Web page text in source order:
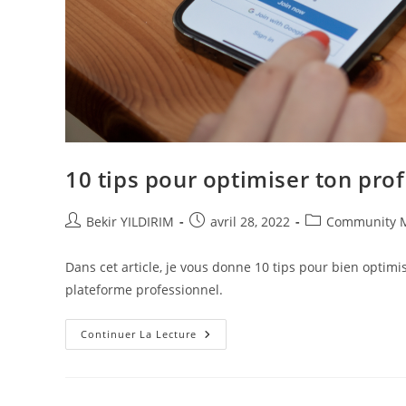
10 tips pour optimiser ton
Auteur/autrice
publication :
Bekir YILDIRIM
Publication
avril 28, 2022
PostCommunity
Dans cet article, je vous donne 10 tips pour bien
plateforme professionnel.
Continuer La Lecture 10
Tips